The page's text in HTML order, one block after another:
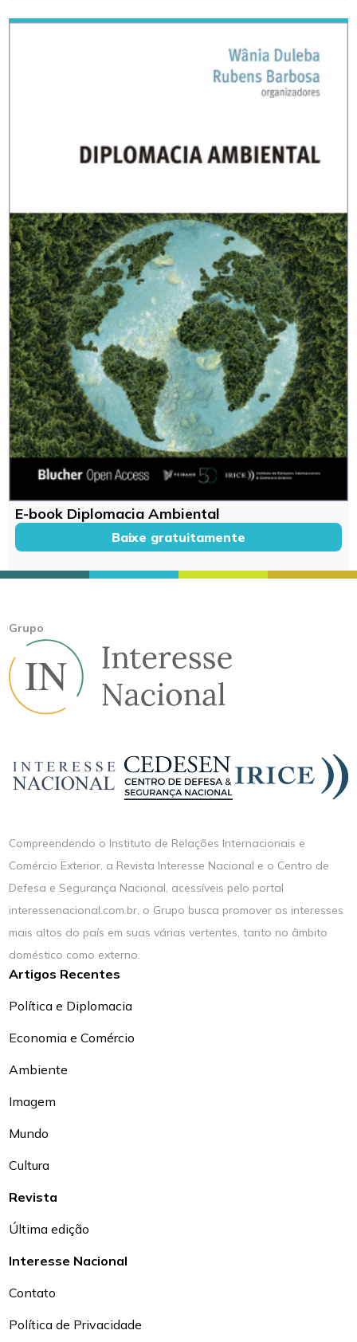
E-book Diplomacia Ambiental
Baixe gratuitamente
Grupo
Compreendendo o Instituto de Relações Internacionais e
Comércio Exterior, a Revista Interesse Nacional e o Centro de
Defesa e Segurança Nacional, acessíveis pelo portal
interessenacional.com.br, o Grupo busca promover os interesses
mais altos do país em suas várias vertentes, tanto no âmbito
doméstico como externo.
Artigos Recentes
Política e Diplomacia
Economia e Comércio
Ambiente
Imagem
Mundo
Cultura
Revista
Última edição
Interesse Nacional
Contato
Política de Privacidade